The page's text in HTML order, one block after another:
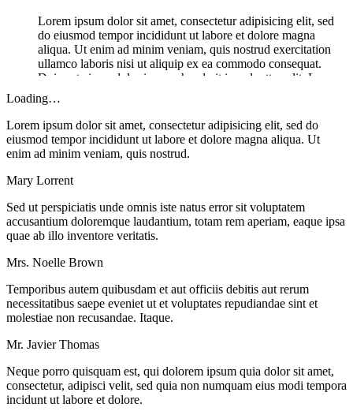
Lorem ipsum dolor sit amet, consectetur adipisicing elit, sed
do eiusmod tempor incididunt ut labore et dolore magna
aliqua. Ut enim ad minim veniam, quis nostrud exercitation
ullamco laboris nisi ut aliquip ex ea commodo consequat.
Duis aute irure dolor in reprehenderit in voluptte velit. Lorem
Loading…
Lorem ipsum dolor sit amet, consectetur adipisicing elit, sed do
eiusmod tempor incididunt ut labore et dolore magna aliqua. Ut
enim ad minim veniam, quis nostrud.
Mary Lorrent
Sed ut perspiciatis unde omnis iste natus error sit voluptatem
accusantium doloremque laudantium, totam rem aperiam, eaque ipsa
quae ab illo inventore veritatis.
Mrs. Noelle Brown
Temporibus autem quibusdam et aut officiis debitis aut rerum
necessitatibus saepe eveniet ut et voluptates repudiandae sint et
molestiae non recusandae. Itaque.
Mr. Javier Thomas
Neque porro quisquam est, qui dolorem ipsum quia dolor sit amet,
consectetur, adipisci velit, sed quia non numquam eius modi tempora
incidunt ut labore et dolore.